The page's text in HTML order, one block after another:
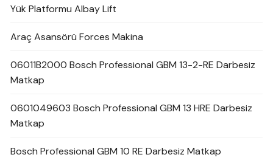
Yük Platformu Albay Lift
Araç Asansörü Forces Makina
06011B2000 Bosch Professional GBM 13-2-RE Darbesiz
Matkap
0601049603 Bosch Professional GBM 13 HRE Darbesiz
Matkap
Bosch Professional GBM 10 RE Darbesiz Matkap